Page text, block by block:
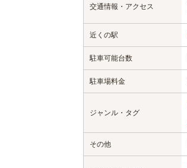
交通情報・アクセス
近くの駅
駐車可能台数
駐車場料金
ジャンル・タグ
その他